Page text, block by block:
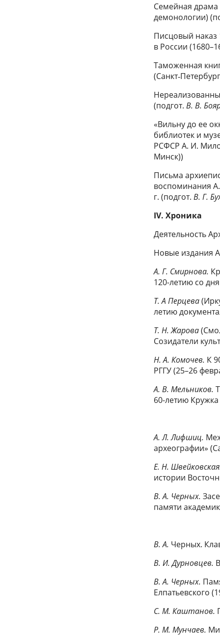
Семейная драма
демонологии)
Писцовый наказ
в России
Таможенная
(подгот.В. В.
«Вильну до ее
библиотек и
РСФСР А. И.
Минск))
Письма
воспоминания
г. (подгот.В. Г.
IV. Хроника
Деятельность
Новые издания
A. Г. Смирнова.
120-летию со
Т. А Перцева
летию
Т. Н. Жарова
Созидатели
Н. А. Комочев. К
РГГУ (25–26
А. B. Мельников.
60-летию
А. Л. Лифшиц.
археографии»
E. H.
истории
В. А. Черных.
памяти
В. А. Черных.
В. И. Дурновцев.
В. А. Черных.
Елпатьевского
С. М. Каштанов.
P. M. Мунчаев.